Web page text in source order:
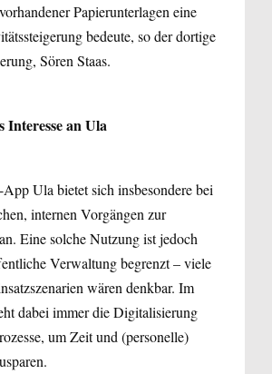
Papierunterlagen eine
bedeute, so der dortige
Sören Staas.
Interesse an Ula
Ula bietet sich insbesondere bei
internen Vorgängen zur
Eine solche Nutzung ist jedoch
Verwaltung begrenzt – viele
wären denkbar. Im
dabei immer die Digitalisierung
um Zeit und (personelle)